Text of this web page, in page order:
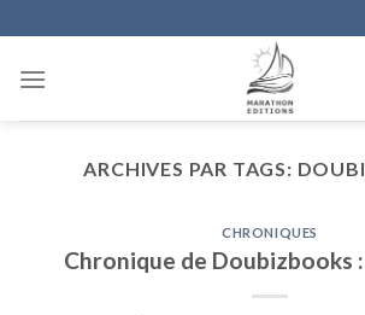
to
content
ARCHIVES PAR TAGS:
CHRONIQUES
Chronique de Doubizbooks :